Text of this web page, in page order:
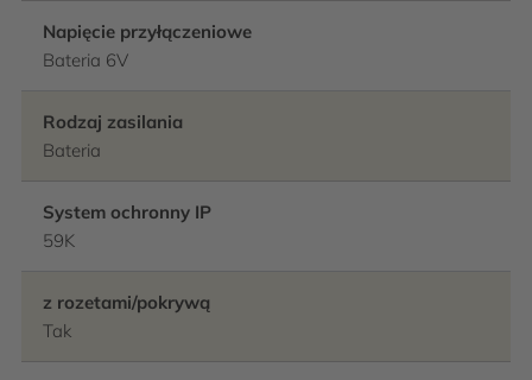
Napięcie przyłączeniowe
Bateria 6V
Rodzaj zasilania
Bateria
System ochronny IP
59K
z rozetami/pokrywą
Tak